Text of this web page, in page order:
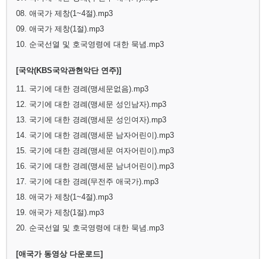
08. 애국가 제창(1~4절).mp3
09. 애국가 제창(1절).mp3
10. 순국선열 및 호국영령에 대한 묵념.mp3
[국악(KBS국악관현악단 연주)]
11. 국기에 대한 경례(맹세문없음).mp3
12. 국기에 대한 경례(맹세문 성인남자).mp3
13. 국기에 대한 경례(맹세문 성인여자).mp3
14. 국기에 대한 경례(맹세문 남자어린이).mp3
15. 국기에 대한 경례(맹세문 여자어린이).mp3
16. 국기에 대한 경례(맹세문 남녀어린이).mp3
17. 국기에 대한 경례(무전주 애국가).mp3
18. 애국가 제창(1~4절).mp3
19. 애국가 제창(1절).mp3
20. 순국선열 및 호국영령에 대한 묵념.mp3
[애국가 동영상 다운로드]